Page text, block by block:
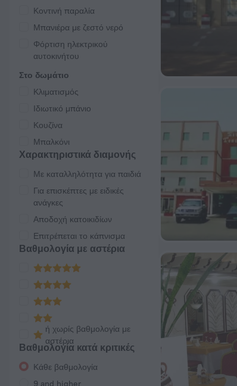
Κοντινή παραλία
Μπανιέρα με ζεστό νερό
Φόρτιση ηλεκτρικού
αυτοκινήτου
Στο δωμάτιο
Κλιματισμός
Ιδιωτικό μπάνιο
Κουζίνα
Μπαλκόνι
Χαρακτηριστικά διαμονής
Με καταλληλότητα για παιδιά
Για επισκέπτες με ειδικές
ανάγκες
Αποδοχή κατοικιδίων
Επιτρέπεται το κάπνισμα
Βαθμολογία με αστέρια
ή χωρίς βαθμολογία με
αστέρια
Βαθμολογία κατά κριτικές
Κάθε βαθμολογία
9 and higher